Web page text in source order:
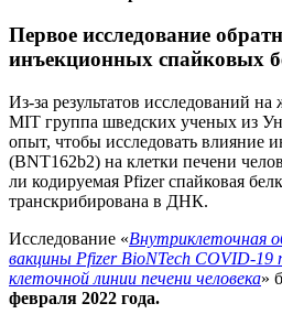
Первое исследование
инъекционных спайковых
Из-за результатов исследований
MIT группа шведских ученых из
опыт, чтобы исследовать влияние
(BNT162b2) на клетки печени
ли кодируемая Pfizer спайковая
транскрибирована в ДНК.
Исследование «Внутриклеточная
вакцины Pfizer BioNTech COVID-19
клеточной линии печени человека»
февраля 2022 года.